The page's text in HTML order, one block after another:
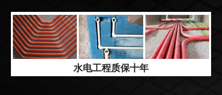
水电工程质保十年